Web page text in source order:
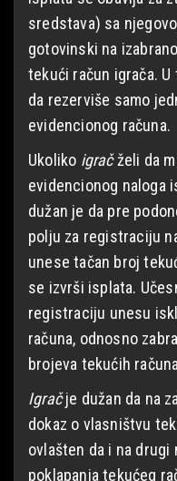
sredstava) sa
gotovinski na
tekući račun igrača. U
da rezerviše samo
evidencionog računa.
Ukoliko igračželi da
evidencionog naloga
dužan je da pre
polju za registraciju
unese tačan broj
se izvrši isplata.
registraciju unesu
računa, odnosno
brojeva tekućih
Igračje dužan da na
dokaz o vlasništvu
ovlašten da i na
poklapanja tekućeg